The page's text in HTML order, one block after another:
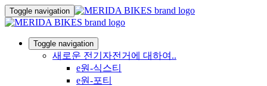
Toggle navigation
Toggle navigation
새로운 전기자전거에 대하여..
e원-식스티
e원-포티